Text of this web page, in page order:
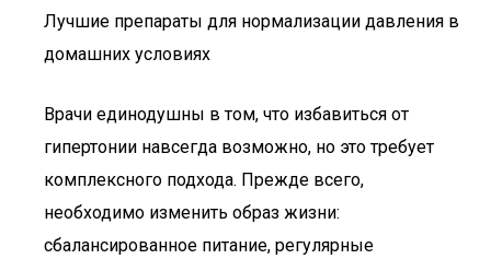
Лучшие препараты для нормализации давления в
домашних условиях
Врачи единодушны в том, что избавиться от
гипертонии навсегда возможно, но это требует
комплексного подхода. Прежде всего,
необходимо изменить образ жизни:
сбалансированное питание, регулярные